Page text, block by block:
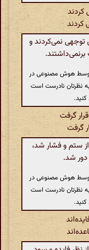
کردند
نمی‌کردند و
توسط هوش مصنوعی در
به نظرتان نادرست است
کنید.
گرفت
گرفت
ستم و فشار شد،
دور شد.
توسط هوش مصنوعی در
به نظرتان نادرست است
کنید.